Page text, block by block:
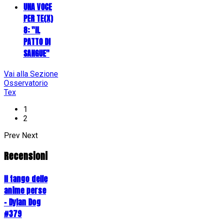
UNA VOCE
PER TE(X)
8: "IL
PATTO DI
SANGUE"
Vai alla Sezione
Osservatorio
Tex
1
2
Prev Next
Recensioni
Il tango delle
anime perse
- Dylan Dog
#379